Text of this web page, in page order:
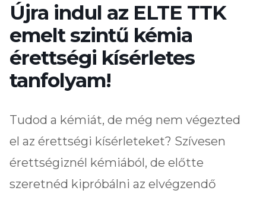
Újra indul az ELTE TTK
emelt szintű kémia
érettségi kísérletes
tanfolyam!
Tudod a kémiát, de még nem végezted
el az érettségi kísérleteket? Szívesen
érettségiznél kémiából, de előtte
szeretnéd kipróbálni az elvégzendő